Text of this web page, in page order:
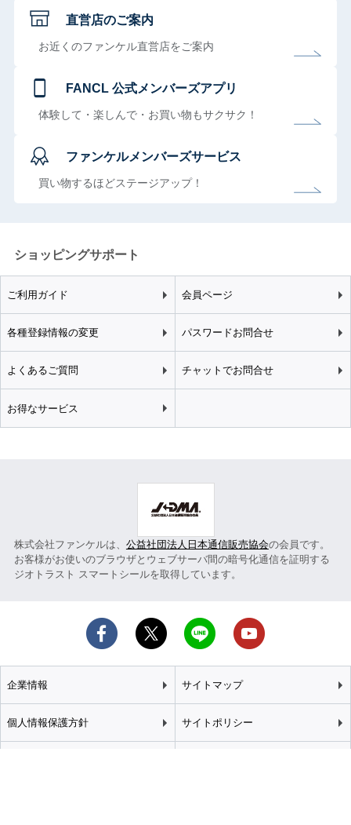
直営店のご案内
お近くのファンケル直営店をご案内
FANCL 公式メンバーズアプリ
体験して・楽しんで・お買い物もサクサク！
ファンケルメンバーズサービス
買い物するほどステージアップ！
ショッピングサポート
ご利用ガイド 会員ページ
各種登録情報の変更 パスワードお問合せ
よくあるご質問 チャットでお問合せ
お得なサービス
株式会社ファンケルは、 公益社団法人日本通信販売協会の会員です。
お客様がお使いのブラウザとウェブサーバ間の暗号化通信を証明する
ジオトラスト スマートシールを取得しています。
企業情報 サイトマップ
個人情報保護方針 サイトポリシー